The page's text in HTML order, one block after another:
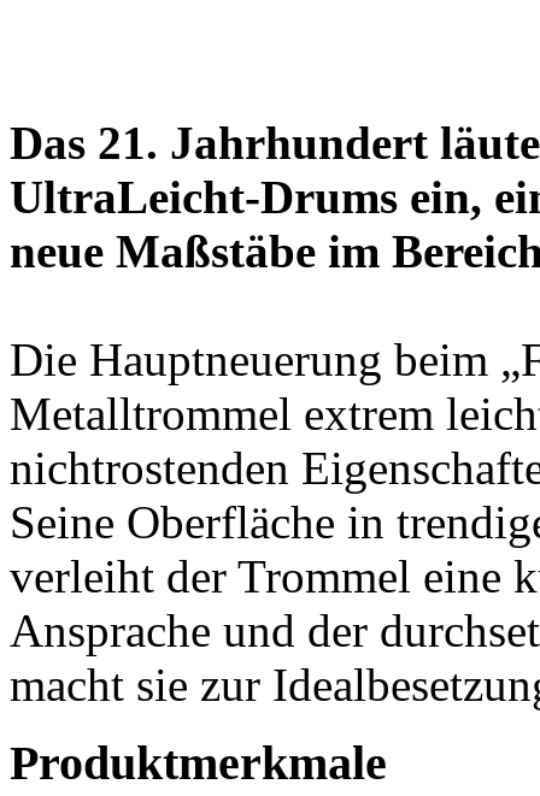
Das 21. Jahrhundert
UltraLeicht-Drums ein,
neue Maßstäbe im
Die Hauptneuerung beim
Metalltrommel extrem
nichtrostenden
Seine Oberfläche in
verleiht der Trommel eine
Ansprache und der
macht sie zur
Produktmerkmale